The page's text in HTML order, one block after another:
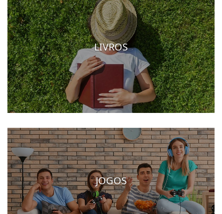
LIVROS
JOGOS